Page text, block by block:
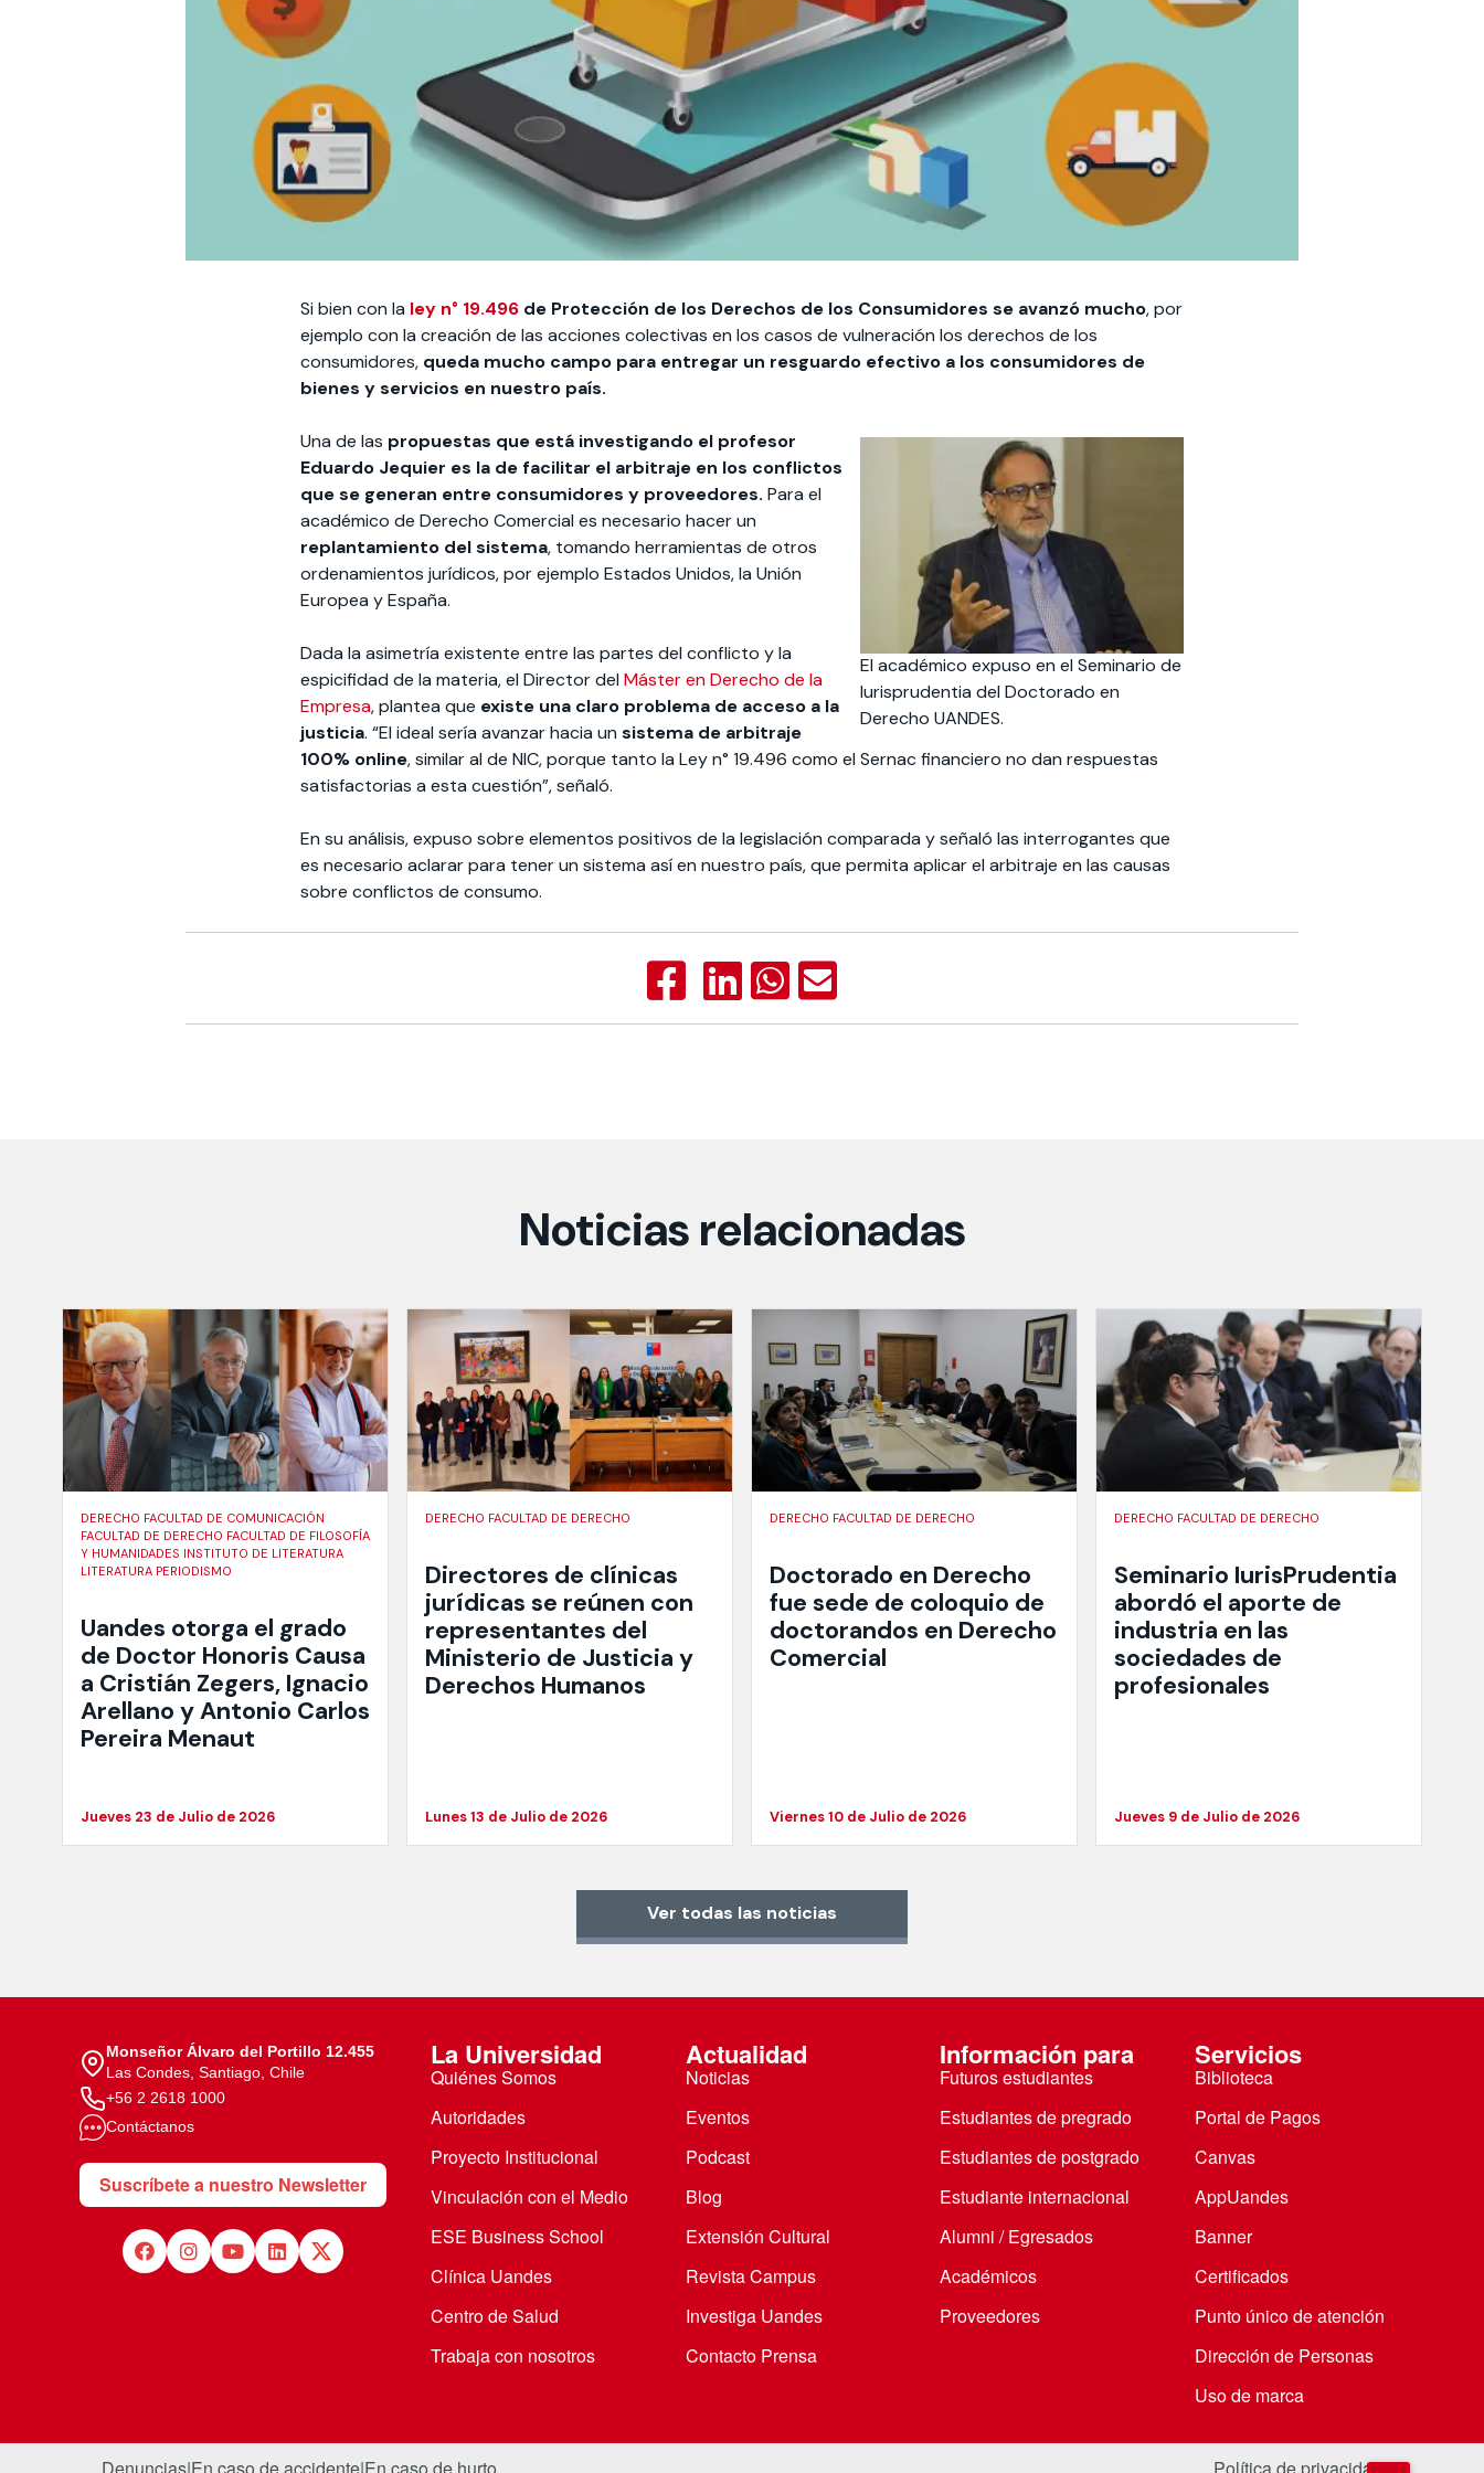
Si bien con la ley n° 19.496 de Protección de los Derechos de los Consumidores se avanzó mucho, por
ejemplo con la creación de las acciones colectivas en los casos de vulneración los derechos de los
consumidores, queda mucho campo para entregar un resguardo efectivo a los consumidores de
bienes y servicios en nuestro país.
El académico expuso en el Seminario de
Iurisprudentia del Doctorado en
Derecho UANDES.
Una de las propuestas que está investigando el profesor
Eduardo Jequier es la de facilitar el arbitraje en los conflictos
que se generan entre consumidores y proveedores. Para el
académico de Derecho Comercial es necesario hacer un
replantamiento del sistema, tomando herramientas de otros
ordenamientos jurídicos, por ejemplo Estados Unidos, la Unión
Europea y España.
Dada la asimetría existente entre las partes del conflicto y la
espicifidad de la materia, el Director del Máster en Derecho de la
Empresa, plantea que existe una claro problema de acceso a la
justicia. “El ideal sería avanzar hacia un sistema de arbitraje
100% online, similar al de NIC, porque tanto la Ley n° 19.496 como el Sernac financiero no dan respuestas
satisfactorias a esta cuestión”, señaló.
En su análisis, expuso sobre elementos positivos de la legislación comparada y señaló las interrogantes que
es necesario aclarar para tener un sistema así en nuestro país, que permita aplicar el arbitraje en las causas
sobre conflictos de consumo.
Noticias relacionadas
DERECHO FACULTAD DE COMUNICACIÓN
FACULTAD DE DERECHO FACULTAD DE FILOSOFÍA
Y HUMANIDADES INSTITUTO DE LITERATURA
LITERATURA PERIODISMO
Uandes otorga el grado
de Doctor Honoris Causa
a Cristián Zegers, Ignacio
Arellano y Antonio Carlos
Pereira Menaut
Jueves 23 de Julio de 2026
DERECHO FACULTAD DE DERECHO
Directores de clínicas
jurídicas se reúnen con
representantes del
Ministerio de Justicia y
Derechos Humanos
Lunes 13 de Julio de 2026
DERECHO FACULTAD DE DERECHO
Doctorado en Derecho
fue sede de coloquio de
doctorandos en Derecho
Comercial
Viernes 10 de Julio de 2026
DERECHO FACULTAD DE DERECHO
Seminario IurisPrudentia
abordó el aporte de
industria en las
sociedades de
profesionales
Jueves 9 de Julio de 2026
Ver todas las noticias
Monseñor Álvaro del Portillo 12.455
Las Condes, Santiago, Chile
+56 2 2618 1000
Contáctanos
Suscríbete a nuestro Newsletter
La Universidad
Quiénes Somos
Autoridades
Proyecto Institucional
Vinculación con el Medio
ESE Business School
Clínica Uandes
Centro de Salud
Trabaja con nosotros
Actualidad
Noticias
Eventos
Podcast
Blog
Extensión Cultural
Revista Campus
Investiga Uandes
Contacto Prensa
Información para
Futuros estudiantes
Estudiantes de pregrado
Estudiantes de postgrado
Estudiante internacional
Alumni / Egresados
Académicos
Proveedores
Servicios
Biblioteca
Portal de Pagos
Canvas
AppUandes
Banner
Certificados
Punto único de atención
Dirección de Personas
Uso de marca